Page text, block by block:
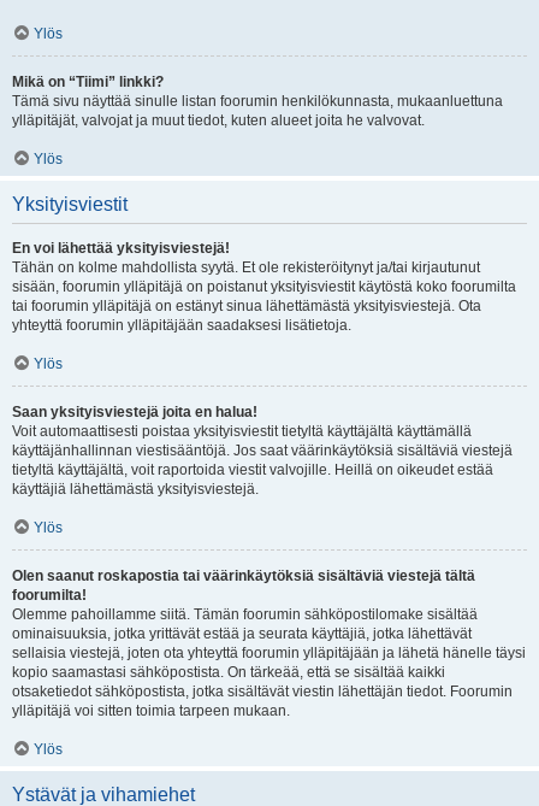
Ylös
Mikä on “Tiimi” linkki?
Tämä sivu näyttää sinulle listan foorumin henkilökunnasta, mukaanluettuna
ylläpitäjät, valvojat ja muut tiedot, kuten alueet joita he valvovat.
Ylös
Yksityisviestit
En voi lähettää yksityisviestejä!
Tähän on kolme mahdollista syytä. Et ole rekisteröitynyt ja/tai kirjautunut
sisään, foorumin ylläpitäjä on poistanut yksityisviestit käytöstä koko foorumilta
tai foorumin ylläpitäjä on estänyt sinua lähettämästä yksityisviestejä. Ota
yhteyttä foorumin ylläpitäjään saadaksesi lisätietoja.
Ylös
Saan yksityisviestejä joita en halua!
Voit automaattisesti poistaa yksityisviestit tietyltä käyttäjältä käyttämällä
käyttäjänhallinnan viestisääntöjä. Jos saat väärinkäytöksiä sisältäviä viestejä
tietyltä käyttäjältä, voit raportoida viestit valvojille. Heillä on oikeudet estää
käyttäjiä lähettämästä yksityisviestejä.
Ylös
Olen saanut roskapostia tai väärinkäytöksiä sisältäviä viestejä tältä
foorumilta!
Olemme pahoillamme siitä. Tämän foorumin sähköpostilomake sisältää
ominaisuuksia, jotka yrittävät estää ja seurata käyttäjiä, jotka lähettävät
sellaisia viestejä, joten ota yhteyttä foorumin ylläpitäjään ja lähetä hänelle täysi
kopio saamastasi sähköpostista. On tärkeää, että se sisältää kaikki
otsaketiedot sähköpostista, jotka sisältävät viestin lähettäjän tiedot. Foorumin
ylläpitäjä voi sitten toimia tarpeen mukaan.
Ylös
Ystävät ja vihamiehet